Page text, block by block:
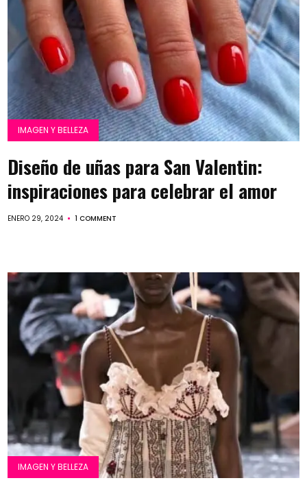
IMAGEN Y BELLEZA
Diseño de uñas para San Valentin:
inspiraciones para celebrar el amor
ENERO 29, 2024 1 COMMENT
IMAGEN Y BELLEZA